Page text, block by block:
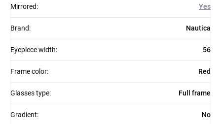
Mirrored: Yes
Brand: Nautica
Eyepiece width: 56
Frame color: Red
Glasses type: Full frame
Gradient: No